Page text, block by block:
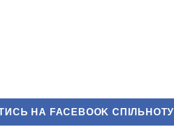
НА FACEBOOK СПІЛЬНОТУ